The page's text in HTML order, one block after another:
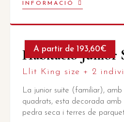
INFORMACIÓ
A partir de 193,60€
Habitació Junior
Llit King size + 2
La junior suite (familiar),
quadrats, esta decorada amb
pedra seca i terres de